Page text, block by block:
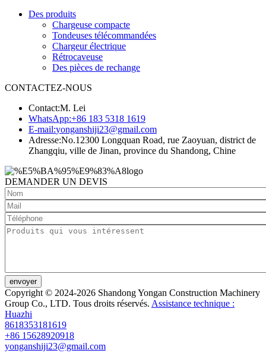
Des produits
Chargeuse compacte
Tondeuses télécommandées
Chargeur électrique
Rétrocaveuse
Des pièces de rechange
CONTACTEZ-NOUS
Contact:M. Lei
WhatsApp:+86 183 5318 1619
E-mail:yonganshiji23@gmail.com
Adresse:No.12300 Longquan Road, rue Zaoyuan, district de
Zhangqiu, ville de Jinan, province du Shandong, Chine
DEMANDER UN DEVIS
envoyer
Copyright © 2024-2026 Shandong Yongan Construction Machinery
Group Co., LTD. Tous droits réservés. Assistance technique :
Huazhi
8618353181619
+86 15628920918
yonganshiji23@gmail.com